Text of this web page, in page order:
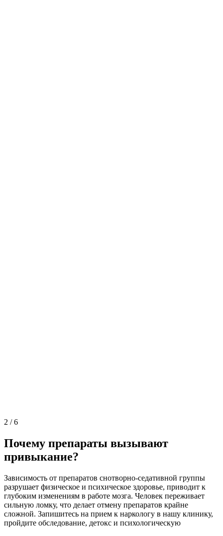
2 /6
Почему препараты вызывают
привыкание?
Зависимость от препаратов снотворно-седативной группы
разрушает физическое и психическое здоровье, приводит к
глубоким изменениям в работе мозга. Человек переживает
сильную ломку, что делает отмену препаратов крайне
сложной. Запишитесь на прием к наркологу в нашу клинику,
пройдите обследование, детокс и психологическую